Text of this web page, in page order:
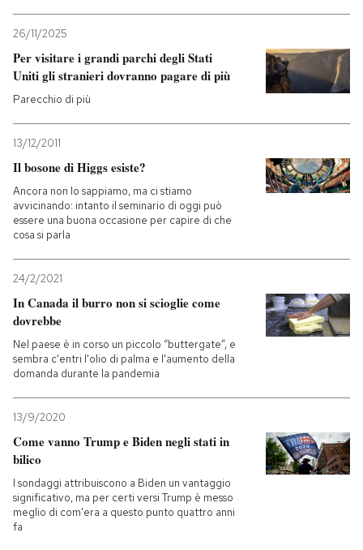
CALENDARIO
AREA PERSONALE
Entra
26/11/2025
Per visitare i grandi parchi degli Stati
Uniti gli stranieri dovranno pagare di più
Parecchio di più
13/12/2011
Il bosone di Higgs esiste?
Ancora non lo sappiamo, ma ci stiamo
avvicinando: intanto il seminario di oggi può
essere una buona occasione per capire di che
cosa si parla
24/2/2021
In Canada il burro non si scioglie come
dovrebbe
Nel paese è in corso un piccolo “buttergate”, e
sembra c'entri l'olio di palma e l'aumento della
domanda durante la pandemia
13/9/2020
Come vanno Trump e Biden negli stati in
bilico
I sondaggi attribuiscono a Biden un vantaggio
significativo, ma per certi versi Trump è messo
meglio di com'era a questo punto quattro anni
fa